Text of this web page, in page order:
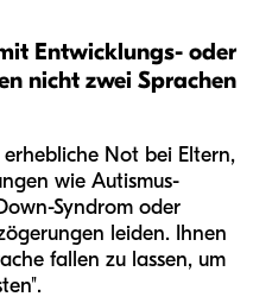
Entwicklungs- oder
nicht zwei Sprachen
Not bei Eltern,
wie Autismus-
Syndrom oder
leiden. Ihnen
fallen zu lassen, um